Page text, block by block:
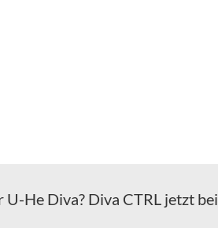
He Diva? Diva CTRL jetzt bei